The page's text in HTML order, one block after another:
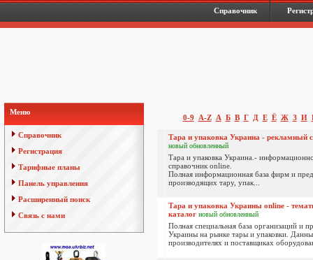
Справочник
Меню
Справочник
Регистрация
Тарифные планы
Панель управления
Расширенный поиск
Связь с нами
0-9 A-Z А Б В Г Д Е Ё Ж З И
Тара и упаковка Украина - рекламный
новый обновленный
Тара и упаковка Украина.-
справочник online.
Полная информационная база фирм и
производящих тару, упак...
Тара и упаковка Украины online -
каталог новый обновленный
Полная специальная база организаций и
Украины на рынке тары и упаковки.
производителях и поставщиках